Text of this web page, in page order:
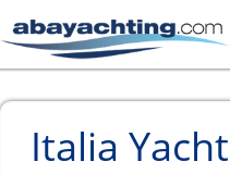
Barche in vendita
Chi siamo
Italia